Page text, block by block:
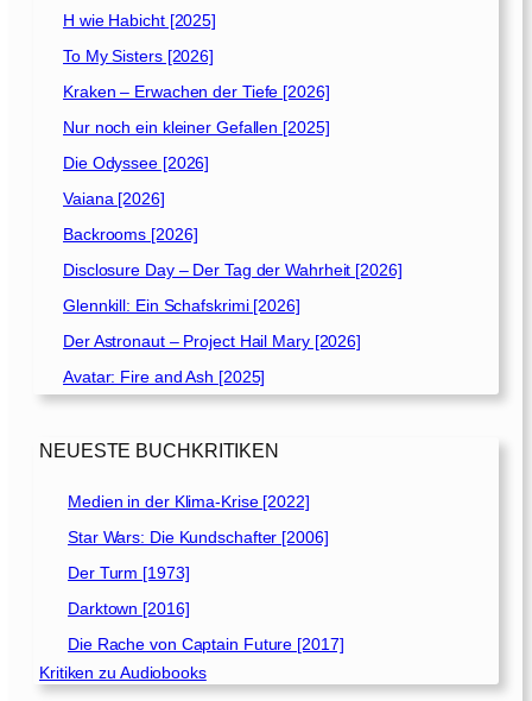
H wie Habicht [2025]
To My Sisters [2026]
Kraken – Erwachen der Tiefe [2026]
Nur noch ein kleiner Gefallen [2025]
Die Odyssee [2026]
Vaiana [2026]
Backrooms [2026]
Disclosure Day – Der Tag der Wahrheit [2026]
Glennkill: Ein Schafskrimi [2026]
Der Astronaut – Project Hail Mary [2026]
Avatar: Fire and Ash [2025]
NEUESTE BUCHKRITIKEN
Medien in der Klima-Krise [2022]
Star Wars: Die Kundschafter [2006]
Der Turm [1973]
Darktown [2016]
Die Rache von Captain Future [2017]
Kritiken zu Audiobooks